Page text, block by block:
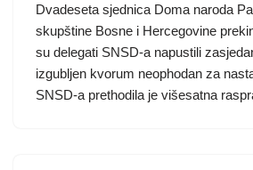
Dvadeseta sjednica Doma naroda
skupštine Bosne i Hercegovine
su delegati SNSD-a napustili
izgubljen kvorum neophodan za
SNSD-a prethodila je višesatna